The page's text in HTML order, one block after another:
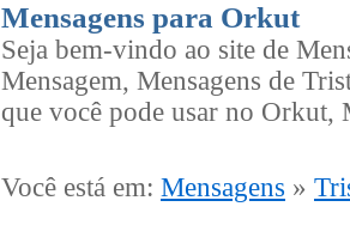
Mensagens para Orkut
Seja bem-vindo ao site de
Mensagem, Mensagens de
que você pode usar no
Você está em: Mensagens »